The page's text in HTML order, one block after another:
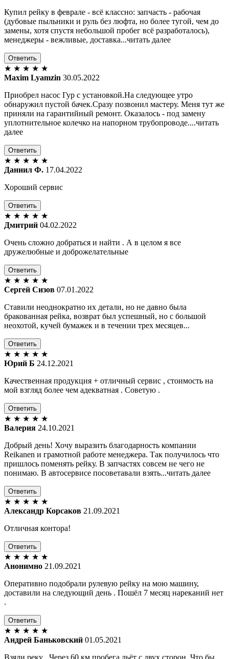
Купил рейку в феврале - всё классно: запчасть - рабочая
(дубовые пыльники и руль без люфта, но более тугой, чем до
замены, хотя спустя небольшой пробег всё разработалось),
менеджеры - вежливые, доставка...читать далее
Ответить
★ ★ ★ ★ ★
Maxim Lyamzin 30.05.2022
Приобрел насос Гур с установкой.На следующее утро
обнаружил пустой бачек.Сразу позвонил мастеру. Меня тут же
приняли на гарантийный ремонт. Оказалось - под замену
уплотнительное колечко на напорном трубопроводе....читать
далее
Ответить
★ ★ ★ ★ ★
Даниил Ф. 17.04.2022
Хороший сервис
Ответить
★ ★ ★ ★ ★
Дмитрий 04.02.2022
Очень сложно добраться и найти . А в целом я все
дружелюбные и доброжелательные
Ответить
★ ★ ★ ★ ★
Сергей Сизов 07.01.2022
Ставили неоднократно их детали, но не давно была
бракованная рейка, возврат был успешный, но с большой
неохотой, кучей бумажек и в течении трех месяцев...
Ответить
★ ★ ★ ★ ★
Юрий Б 24.12.2021
Качественная продукция + отличный сервис , стоимость на
мой взгляд более чем адекватная . Советую .
Ответить
★ ★ ★ ★ ★
Валерия 24.10.2021
Добрый день! Хочу выразить благодарность компании
Reikanen и грамотной работе менеджера. Так получилось что
пришлось поменять рейку. В запчастях совсем не чего не
понимаю. В автосервисе посоветавали взять...читать далее
Ответить
★ ★ ★ ★ ★
Александр Корсаков 21.09.2021
Отличная контора!
Ответить
★ ★ ★ ★ ★
Анонимно 21.09.2021
Оперативно подобрали рулевую рейку на мою машину,
доставили на следующий день . Пошёл 7 месяц нареканий нет
.
Ответить
★ ★ ★ ★ ★
Андрей Баньковский 01.05.2021